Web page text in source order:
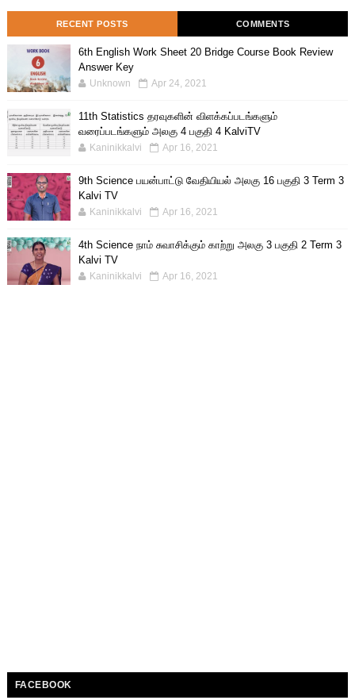
RECENT POSTS COMMENTS
6th English Work Sheet 20 Bridge Course Book Review
Answer Key
Unknown Apr 24, 2021
11th Statistics தரவுகளின் விளக்கப்படங்களும்
வரைப்படங்களும் அலகு 4 பகுதி 4 KalviTV
Kaninikkalvi Apr 16, 2021
9th Science பயன்பாட்டு வேதியியல் அலகு 16 பகுதி 3 Term 3
Kalvi TV
Kaninikkalvi Apr 16, 2021
4th Science நாம் சுவாசிக்கும் காற்று அலகு 3 பகுதி 2 Term 3
Kalvi TV
Kaninikkalvi Apr 16, 2021
FACEBOOK